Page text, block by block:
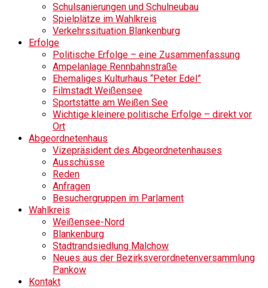
Schulsanierungen und Schulneubau
Spielplätze im Wahlkreis
Verkehrssituation Blankenburg
Erfolge
Politische Erfolge – eine Zusammenfassung
Ampelanlage Rennbahnstraße
Ehemaliges Kulturhaus “Peter Edel”
Filmstadt Weißensee
Sportstätte am Weißen See
Wichtige kleinere politische Erfolge – direkt vor
Ort
Abgeordnetenhaus
Vizepräsident des Abgeordnetenhauses
Ausschüsse
Reden
Anfragen
Besuchergruppen im Parlament
Wahlkreis
Weißensee-Nord
Blankenburg
Stadtrandsiedlung Malchow
Neues aus der Bezirksverordnetenversammlung
Pankow
Kontakt